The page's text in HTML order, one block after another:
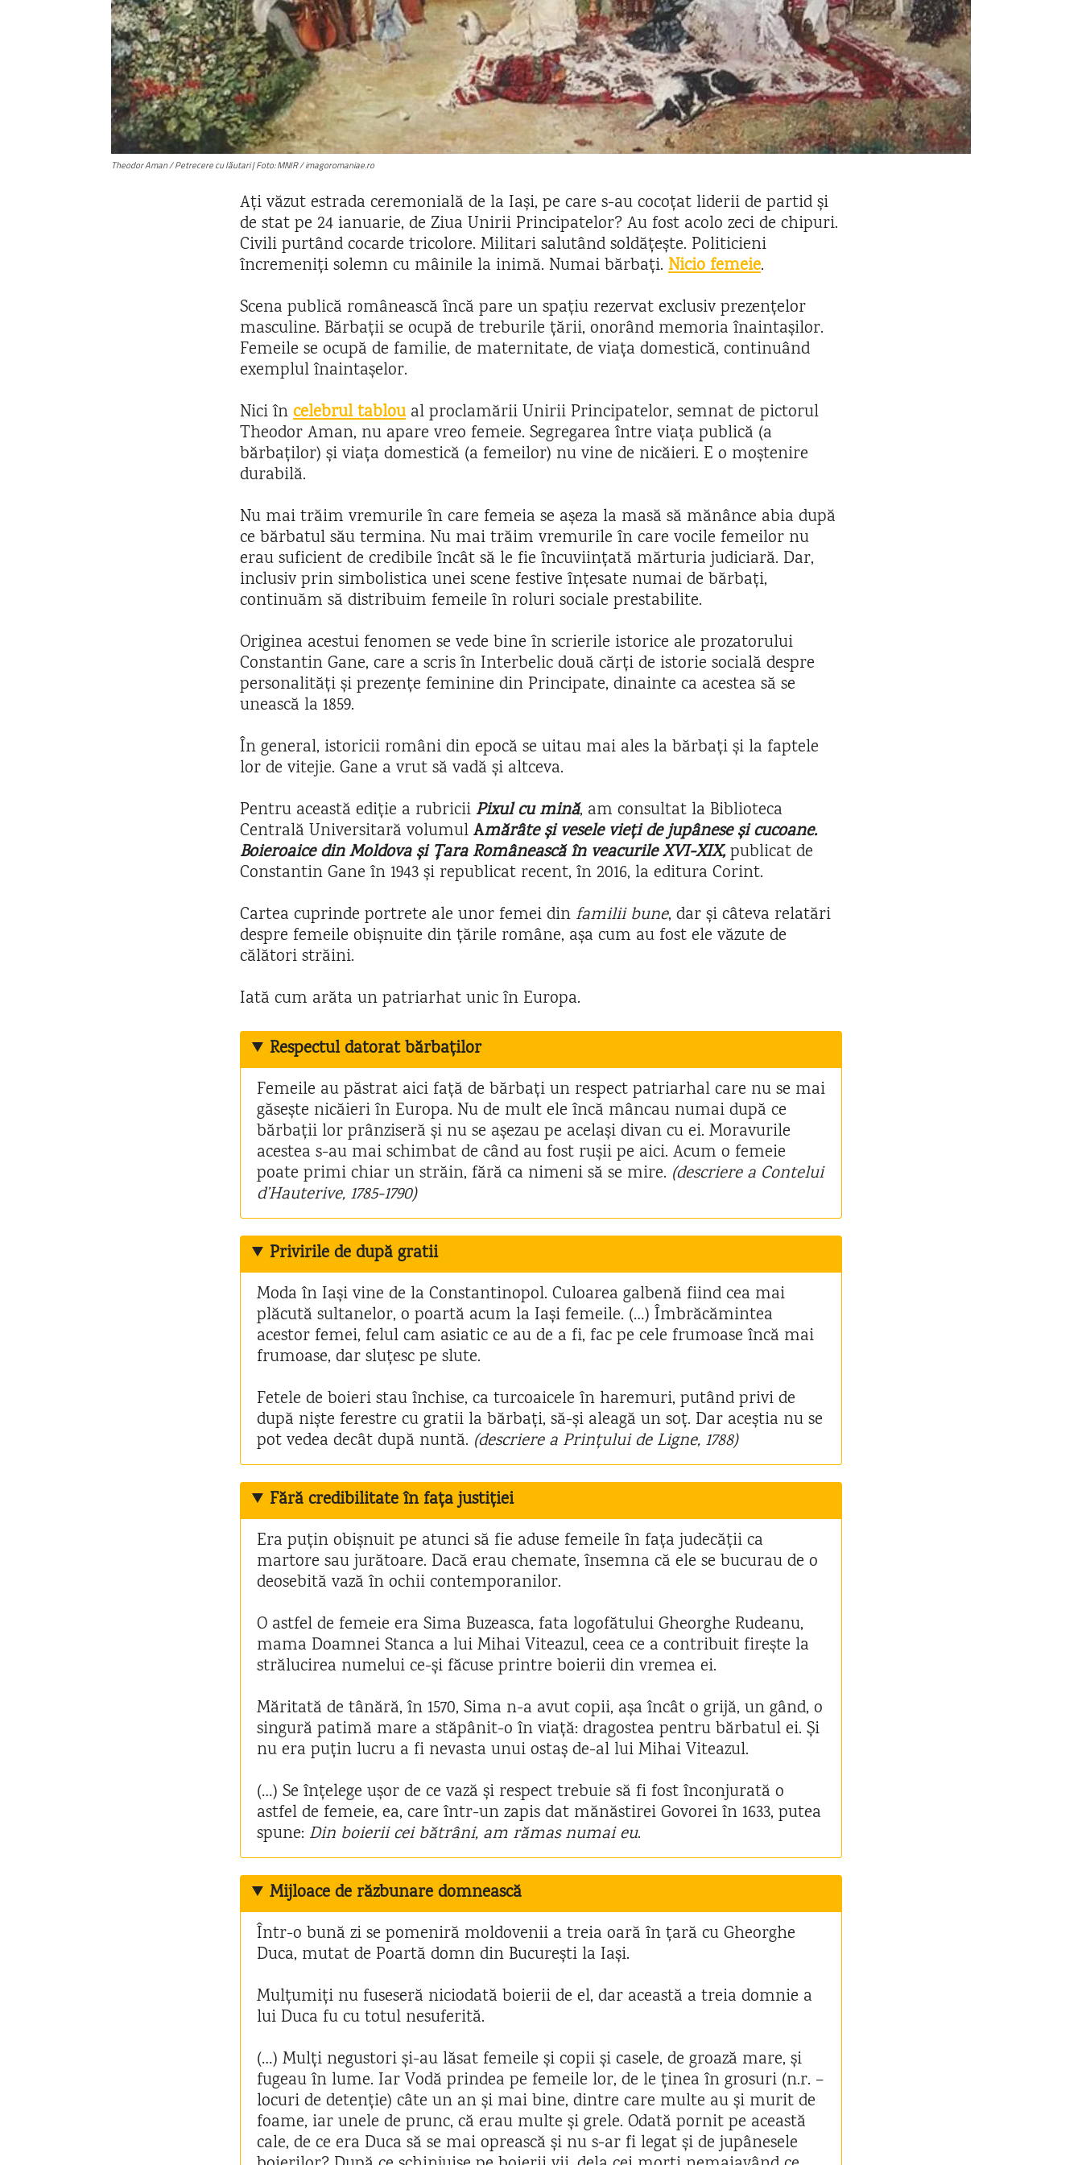
Theodor Aman / Petrecere cu lăutari | Foto: MNIR / imagoromaniae.ro
Ați văzut estrada ceremonială de la Iași, pe care s-au cocoțat liderii de partid și
de stat pe 24 ianuarie, de Ziua Unirii Principatelor? Au fost acolo zeci de chipuri.
Civili purtând cocarde tricolore. Militari salutând soldățește. Politicieni
încremeniți solemn cu mâinile la inimă. Numai bărbați. Nicio femeie.
Scena publică românească încă pare un spațiu rezervat exclusiv prezențelor
masculine. Bărbații se ocupă de treburile țării, onorând memoria înaintașilor.
Femeile se ocupă de familie, de maternitate, de viața domestică, continuând
exemplul înaintașelor.
Nici încelebrul tabloual proclamării Unirii Principatelor, semnat de pictorul
Theodor Aman, nu apare vreo femeie. Segregarea între viața publică (a
bărbaților) și viața domestică (a femeilor) nu vine de nicăieri. E o moștenire
durabilă.
Nu mai trăim vremurile în care femeia se așeza la masă să mănânce abia după
ce bărbatul său termina. Nu mai trăim vremurile în care vocile femeilor nu
erau suficient de credibile încât să le fie încuviințată mărturia judiciară. Dar,
inclusiv prin simbolistica unei scene festive înțesate numai de bărbați,
continuăm să distribuim femeile în roluri sociale prestabilite.
Originea acestui fenomen se vede bine în scrierile istorice ale prozatorului
Constantin Gane, care a scris în Interbelic două cărți de istorie socială despre
personalități și prezențe feminine din Principate, dinainte ca acestea să se
unească la 1859.
În general, istoricii români din epocă se uitau mai ales la bărbați și la faptele
lor de vitejie. Gane a vrut să vadă și altceva.
Pentru această ediție a rubriciiPixul cu mină, am consultat la Biblioteca
Centrală Universitară volumulAmărâte și vesele vieți de jupânese și cucoane.
Boieroaice din Moldova și Țara Românească în veacurile XVI-XIX,publicat de
Constantin Gane în 1943 și republicat recent, în 2016, la editura Corint.
Cartea cuprinde portrete ale unor femei din familii bune, dar și câteva relatări
despre femeile obișnuite din țările române, așa cum au fost ele văzute de
călători străini.
Iată cum arăta un patriarhat unic în Europa.
Respectul datorat bărbaților
Femeile au păstrat aici față de bărbați un respect patriarhal care nu se mai
găsește nicăieri în Europa. Nu de mult ele încă mâncau numai după ce
bărbații lor prânziseră și nu se așezau pe același divan cu ei. Moravurile
acestea s-au mai schimbat de când au fost rușii pe aici. Acum o femeie
poate primi chiar un străin, fără ca nimeni să se mire. (descriere a Contelui
d’Hauterive, 1785-1790)
Privirile de după gratii
Moda în Iași vine de la Constantinopol. Culoarea galbenă fiind cea mai
plăcută sultanelor, o poartă acum la Iași femeile. (…) Îmbrăcămintea
acestor femei, felul cam asiatic ce au de a fi, fac pe cele frumoase încă mai
frumoase, dar sluțesc pe slute.
Fetele de boieri stau închise, ca turcoaicele în haremuri, putând privi de
după niște ferestre cu gratii la bărbați, să-și aleagă un soț. Dar aceștia nu se
pot vedea decât după nuntă. (descriere a Prințului de Ligne, 1788)
Fără credibilitate în fața justiției
Era puțin obișnuit pe atunci să fie aduse femeile în fața judecății ca
martore sau jurătoare. Dacă erau chemate, însemna că ele se bucurau de o
deosebită vază în ochii contemporanilor.
O astfel de femeie era Sima Buzeasca, fata logofătului Gheorghe Rudeanu,
mama Doamnei Stanca a lui Mihai Viteazul, ceea ce a contribuit firește la
strălucirea numelui ce-și făcuse printre boierii din vremea ei.
Măritată de tânără, în 1570, Sima n-a avut copii, așa încât o grijă, un gând, o
singură patimă mare a stăpânit-o în viață: dragostea pentru bărbatul ei. Și
nu era puțin lucru a fi nevasta unui ostaș de-al lui Mihai Viteazul.
(…) Se înțelege ușor de ce vază și respect trebuie să fi fost înconjurată o
astfel de femeie, ea, care într-un zapis dat mănăstirei Govorei în 1633, putea
spune: Din boierii cei bătrâni, am rămas numai eu.
Mijloace de răzbunare domnească
Într-o bună zi se pomeniră moldovenii a treia oară în țară cu Gheorghe
Duca, mutat de Poartă domn din București la Iași.
Mulțumiți nu fuseseră niciodată boierii de el, dar această a treia domnie a
lui Duca fu cu totul nesuferită.
(…) Mulți negustori și-au lăsat femeile și copii și casele, de groază mare, și
fugeau în lume. Iar Vodă prindea pe femeile lor, de le ținea în grosuri (n.r. –
locuri de detenție) câte un an și mai bine, dintre care multe au și murit de
foame, iar unele de prunc, că erau multe și grele. Odată pornit pe această
cale, de ce era Duca să se mai oprească și nu s-ar fi legat și de jupânesele